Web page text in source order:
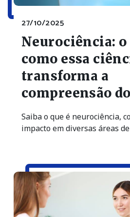
27/10/2025
Neurociência: o
como essa
transforma a
compreensão
Saiba o que é neurociência,
impacto em diversas áreas